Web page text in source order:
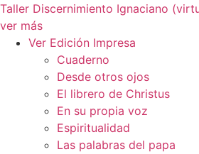
Ir
al
contenido
Taller Discernimiento Ignaciano
ver más
Ver Edición Impresa
Cuaderno
Desde otros ojos
El librero de Christus
En su propia voz
Espiritualidad
Las palabras del papa